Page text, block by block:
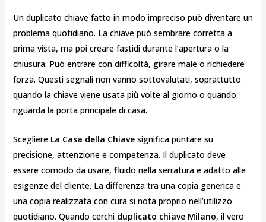
Un duplicato chiave fatto in modo impreciso può diventare un
problema quotidiano. La chiave può sembrare corretta a
prima vista, ma poi creare fastidi durante l’apertura o la
chiusura. Può entrare con difficoltà, girare male o richiedere
forza. Questi segnali non vanno sottovalutati, soprattutto
quando la chiave viene usata più volte al giorno o quando
riguarda la porta principale di casa.
Scegliere La Casa della Chiavesignifica puntare su
precisione, attenzione e competenza. Il duplicato deve
essere comodo da usare, fluido nella serratura e adatto alle
esigenze del cliente. La differenza tra una copia generica e
una copia realizzata con cura si nota proprio nell’utilizzo
quotidiano. Quando cerchi duplicato chiave Milano, il vero